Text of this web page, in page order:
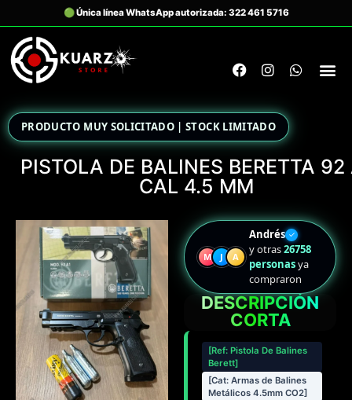
PRODUCTO MUY SOLICITADO | STOCK LIMITADO
PISTOLA DE BALINES BERETTA 92
CAL 4.5 MM
M J A
Andrés ✓
y otras26758
personasya
compraron
DESCRIPCIÓN
CORTA
[Ref: Pistola De Balines
Berett]
[Cat: Armas de Balines
Metálicos 4.5mm CO2]